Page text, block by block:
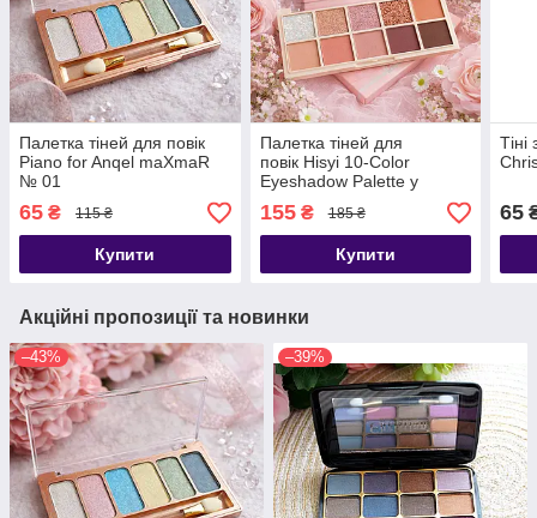
Палетка тіней для повік
Piano for Anqel maXmaR
№ 01
65 ₴ 115 ₴
Купити
Палетка тіней для
повік Hisyi 10-Color
Eyeshadow Palette у
рожево-коричневій гамі,
155₴ 185 ₴
Купити
Тіні
65
Акційні пропозиції та новинки
–43% –39%